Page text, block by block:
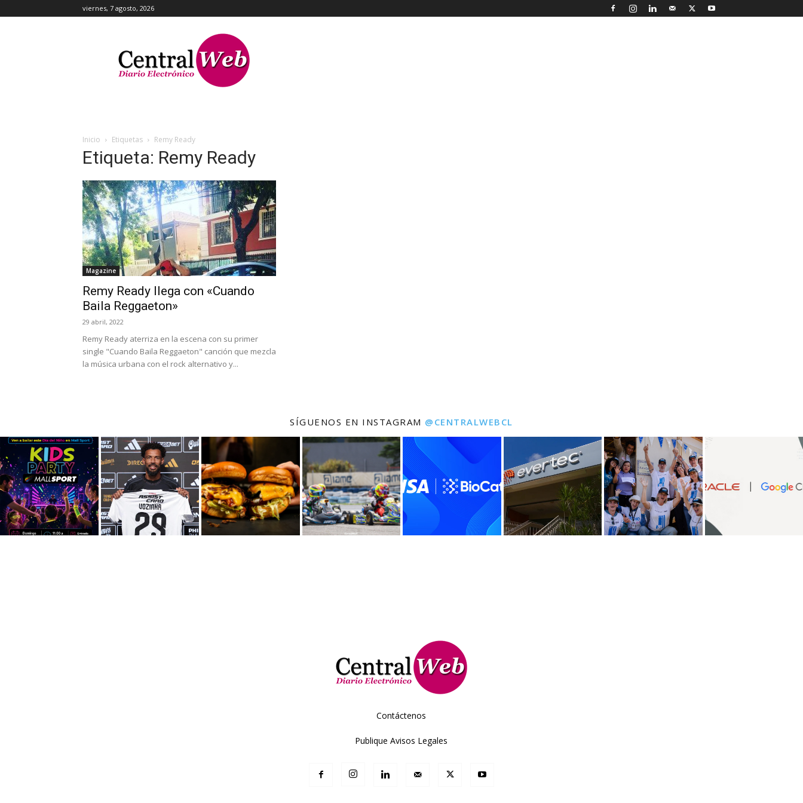
viernes, 7 agosto, 2026
Central
Web
Inicio Etiquetas Remy Ready
Etiqueta: Remy Ready
Magazine
Remy Ready llega con «Cuando
Baila Reggaeton»
29 abril, 2022
Remy Ready aterriza en la escena con su primer
single "Cuando Baila Reggaeton" canción que mezcla
la música urbana con el rock alternativo y...
SÍGUENOS EN INSTAGRAM @CENTRALWEBCL
Contáctenos
Publique Avisos Legales